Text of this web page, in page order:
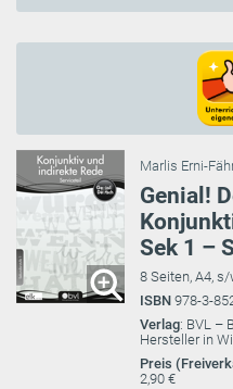
Marlis Erni-
Genial!
Sek 1 –
8 Seiten, A4,
ISBN 978-3-
Verlag: BVL –
Hersteller in
Preis
2,90 €